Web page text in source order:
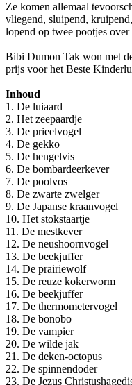
Ze komen allemaal
vliegend, sluipend,
lopend op twee pootjes over
Bibi Dumon Tak won met
prijs voor het Beste
Inhoud
1. De luiaard
2. Het zeepaardje
3. De prieelvogel
4. De gekko
5. De hengelvis
6. De bombardeerkever
7. De poolvos
8. De zwarte zwelger
9. De Japanse kraanvogel
10. Het stokstaartje
11. De mestkever
12. De neushoornvogel
13. De beekjuffer
14. De prairiewolf
15. De reuze kokerworm
16. De beekjuffer
17. De thermometervogel
18. De bonobo
19. De vampier
20. De wilde jak
21. De deken-octopus
22. De spinnendoder
23. De Jezus